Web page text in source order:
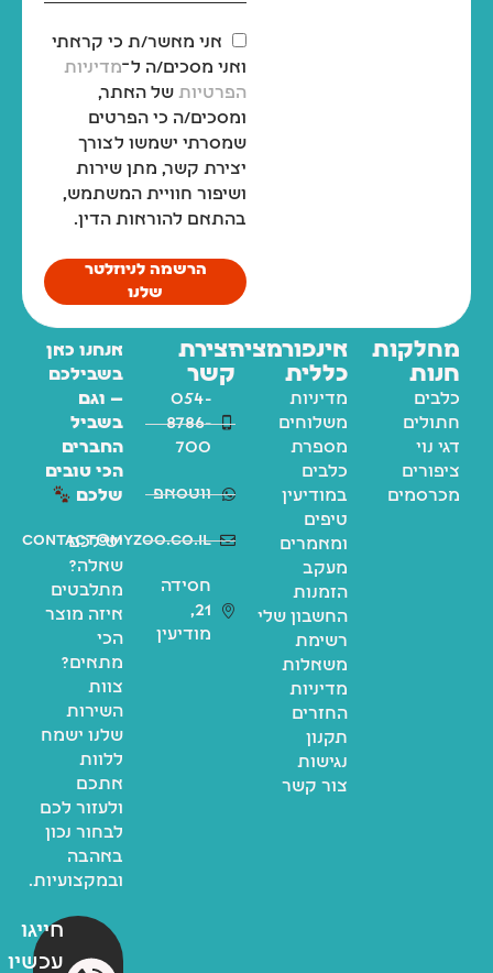
אני מאשר/ת כי קראתי
ואני מסכים/ה ל־מדיניות
הפרטיות של האתר,
ומסכים/ה כי הפרטים
שמסרתי ישמשו לצורך
יצירת קשר, מתן שירות
ושיפור חוויית המשתמש,
בהתאם להוראות הדין.
הרשמה לניוזלטר
שלנו
מחלקות
חנות
כלבים
חתולים
דגי נוי
ציפורים
מכרסמים
אינפורמציה
כללית
מדיניות
משלוחים
מספרת
כלבים
במודיעין
טיפים
ומאמרים
מעקב
הזמנות
החשבון שלי
רשימת
משאלות
מדיניות
החזרים
תקנון
נגישות
צור קשר
יצירת
קשר
054-
8786-
700
ווטסאפ
contact@myzoo.co.il
חסידה
21,
מודיעין
אנחנו כאן
בשבילכם
— וגם
בשביל
החברים
הכי טובים
שלכם
יש לכם
שאלה?
מתלבטים
איזה מוצר
הכי
מתאים?
צוות
השירות
שלנו ישמח
ללוות
אתכם
ולעזור לכם
לבחור נכון
באהבה
ובמקצועיות.
חייגו
עכשיו